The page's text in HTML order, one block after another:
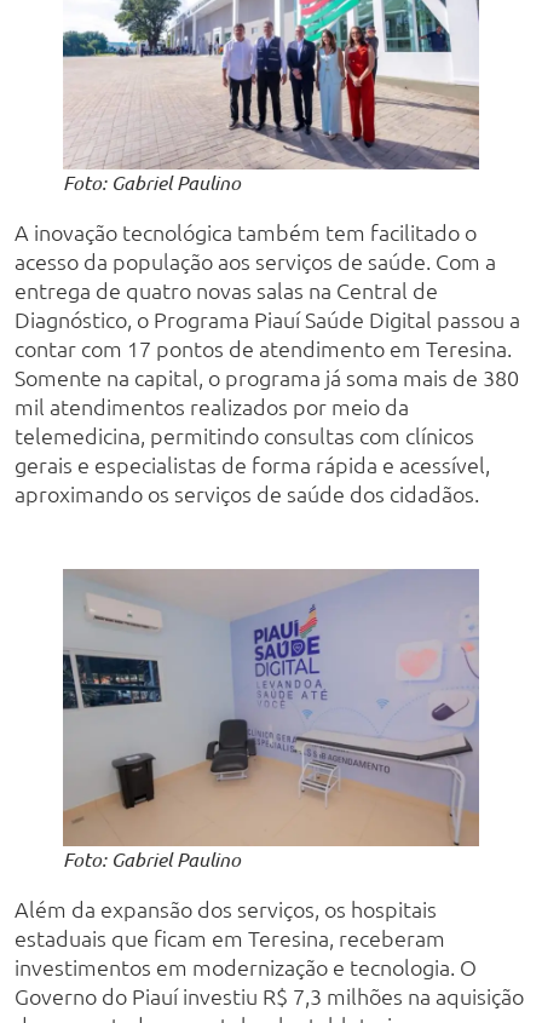
Foto: Gabriel Paulino
A inovação tecnológica também tem facilitado o
acesso da população aos serviços de saúde. Com a
entrega de quatro novas salas na Central de
Diagnóstico, o Programa Piauí Saúde Digital passou a
contar com 17 pontos de atendimento em Teresina.
Somente na capital, o programa já soma mais de 380
mil atendimentos realizados por meio da
telemedicina, permitindo consultas com clínicos
gerais e especialistas de forma rápida e acessível,
aproximando os serviços de saúde dos cidadãos.
Foto: Gabriel Paulino
Além da expansão dos serviços, os hospitais
estaduais que ficam em Teresina, receberam
investimentos em modernização e tecnologia. O
Governo do Piauí investiu R$ 7,3 milhões na aquisição